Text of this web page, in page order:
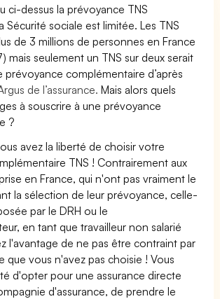
ci-dessus la prévoyance TNS
Sécurité sociale est limitée. Les TNS
de 3 millions de personnes en France
mais seulement un TNS sur deux serait
prévoyance complémentaire d’après
de l’assurance. Mais alors quels
à souscrire à une prévoyance
?
avez la liberté de choisir votre
TNS ! Contrairement aux
en France, qui n'ont pas vraiment le
la sélection de leur prévoyance, celle-
par le DRH ou le
en tant que travailleur non salarié
l'avantage de ne pas être contraint par
que vous n'avez pas choisie ! Vous
d'opter pour une assurance directe
d'assurance, de prendre le